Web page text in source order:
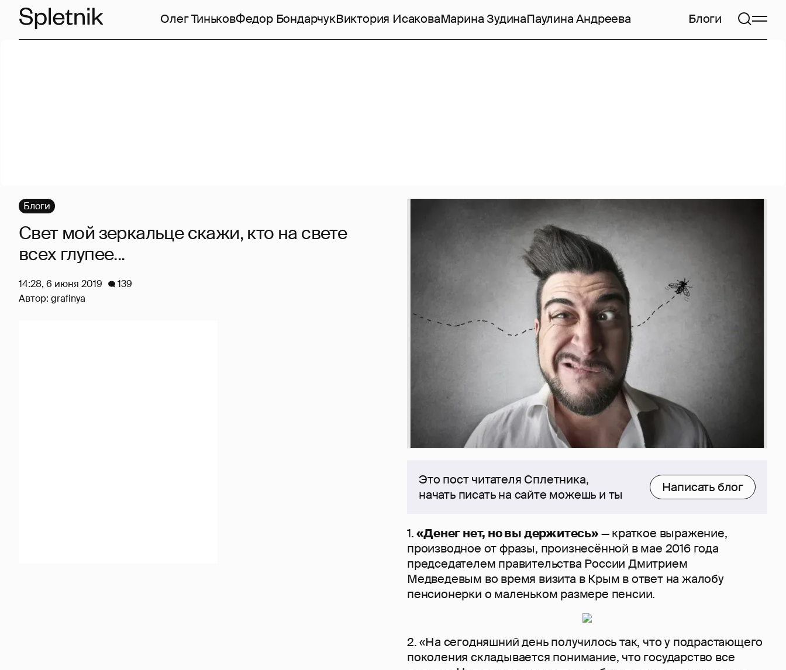
Олег ТиньковФедор БондарчукВиктория ИсаковаМарина ЗудинаПаулина Андреева Блоги
Это пост читателя Сплетника,
начать писать на сайте можешь и ты
Написать блог
1.«Денег нет, но вы держитесь»— краткое выражение,
производное от фразы, произнесённой в мае 2016 года
председателем правительства России Дмитрием
Медведевым во время визита в Крым в ответ на жалобу
пенсионерки о маленьком размере пенсии.
2. «На сегодняшний день получилось так, что у подрастающего
поколения складывается понимание, что государство все
Блоги
Свет мой зеркальце скажи, кто на свете
всех глупее...
14:28, 6 июня 2019
139
Автор: grafinya